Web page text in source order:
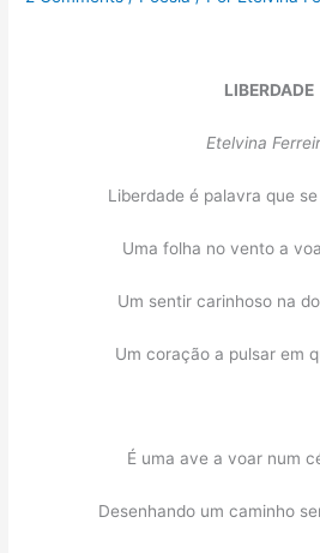
LIBERDADE
Etelvina
Liberdade é palavra que
Uma folha no vento a
Um sentir carinhoso na
Um coração a pulsar em
É uma ave a voar num
Desenhando um caminho